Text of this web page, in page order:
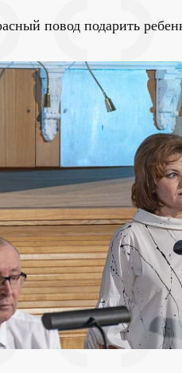
повод подарить